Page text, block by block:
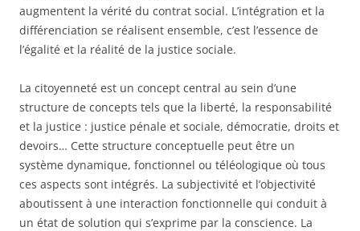
augmentent la vérité du contrat social. L’intégration et la
différenciation se réalisent ensemble, c’est l’essence de
l’égalité et la réalité de la justice sociale.
La citoyenneté est un concept central au sein d’une
structure de concepts tels que la liberté, la responsabilité
et la justice : justice pénale et sociale, démocratie, droits et
devoirs… Cette structure conceptuelle peut être un
système dynamique, fonctionnel ou téléologique où tous
ces aspects sont intégrés. La subjectivité et l’objectivité
aboutissent à une interaction fonctionnelle qui conduit à
un état de solution qui s’exprime par la conscience. La